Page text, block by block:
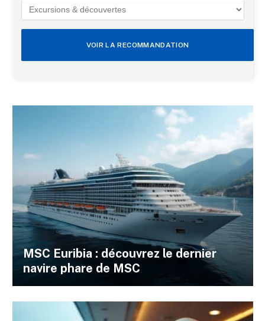
VOIR LA RECOMMANDATION
MSC Euribia : découvrez le dernier
navire phare de MSC